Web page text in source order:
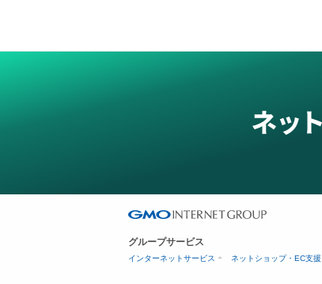
グループサービス
インターネットサービス ネットショップ・EC支援